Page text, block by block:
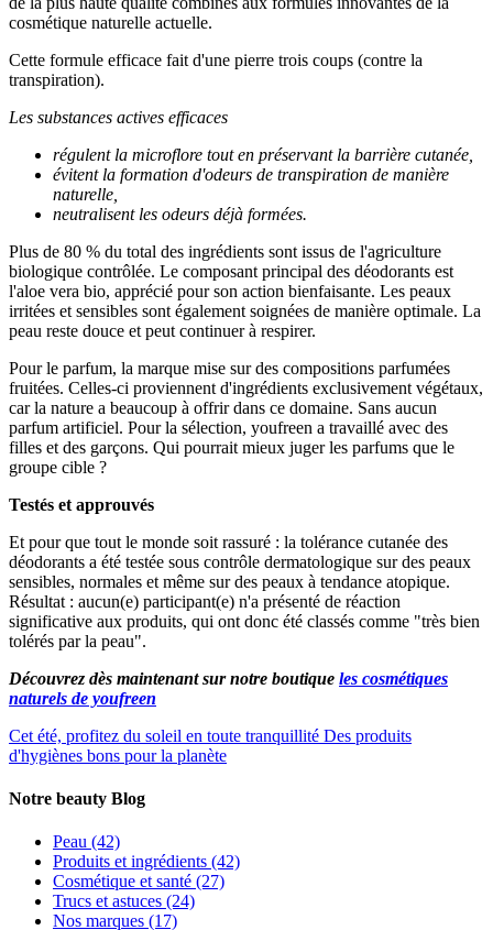
cosmétique naturelle actuelle.
Cette formule efficace fait d'une pierre trois coups (contre la
transpiration).
Les substances actives efficaces
régulent la microflore tout en préservant la barrière cutanée,
évitent la formation d'odeurs de transpiration de manière
naturelle,
neutralisent les odeurs déjà formées.
Plus de 80 % du total des ingrédients sont issus de l'agriculture
biologique contrôlée. Le composant principal des déodorants est
l'aloe vera bio, apprécié pour son action bienfaisante. Les peaux
irritées et sensibles sont également soignées de manière optimale. La
peau reste douce et peut continuer à respirer.
Pour le parfum, la marque mise sur des compositions parfumées
fruitées. Celles-ci proviennent d'ingrédients exclusivement végétaux,
car la nature a beaucoup à offrir dans ce domaine. Sans aucun
parfum artificiel. Pour la sélection, youfreen a travaillé avec des
filles et des garçons. Qui pourrait mieux juger les parfums que le
groupe cible ?
Testés et approuvés
Et pour que tout le monde soit rassuré : la tolérance cutanée des
déodorants a été testée sous contrôle dermatologique sur des peaux
sensibles, normales et même sur des peaux à tendance atopique.
Résultat : aucun(e) participant(e) n'a présenté de réaction
significative aux produits, qui ont donc été classés comme "très bien
tolérés par la peau".
Découvrez dès maintenant sur notre boutique les cosmétiques
naturels de youfreen
Cet été, profitez du soleil en toute tranquillité Des produits
d'hygiènes bons pour la planète
Notre beauty Blog
Peau (42)
Produits et ingrédients (42)
Cosmétique et santé (27)
Trucs et astuces (24)
Nos marques (17)